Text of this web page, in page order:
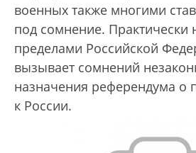
военных также многими
под сомнение. Практически
пределами Российской
вызывает сомнений
назначения референдума о
к России.